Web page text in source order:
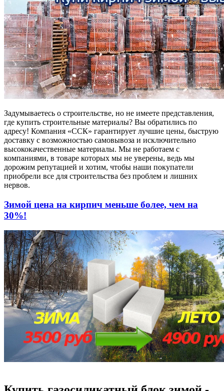
Задумываетесь о строительстве, но не имеете представления,
где купить строительные материалы? Вы обратились по
адресу! Компания «ССК» гарантирует лучшие цены, быструю
доставку с возможностью самовывоза и исключительно
высококачественные материалы. Мы не работаем с
компаниями, в товаре которых мы не уверены, ведь мы
дорожим репутацией и хотим, чтобы наши покупатели
приобрели все для строительства без проблем и лишних
нервов.
Зимой цена на кирпич меньше более, чем на
30%!